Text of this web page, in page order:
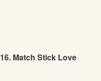
16. Match Stick Love